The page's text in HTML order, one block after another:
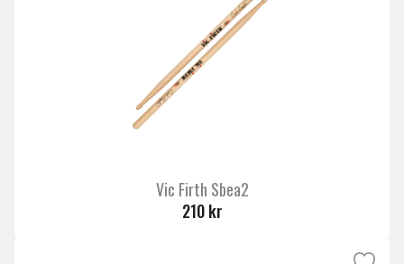
Vic Firth Sbea2
210 kr